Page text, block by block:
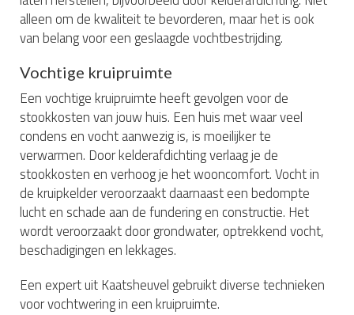
alleen om de kwaliteit te bevorderen, maar het is ook
van belang voor een geslaagde vochtbestrijding.
Vochtige kruipruimte
Een vochtige kruipruimte heeft gevolgen voor de
stookkosten van jouw huis. Een huis met waar veel
condens en vocht aanwezig is, is moeilijker te
verwarmen. Door kelderafdichting verlaag je de
stookkosten en verhoog je het wooncomfort. Vocht in
de kruipkelder veroorzaakt daarnaast een bedompte
lucht en schade aan de fundering en constructie. Het
wordt veroorzaakt door grondwater, optrekkend vocht,
beschadigingen en lekkages.
Een expert uit Kaatsheuvel gebruikt diverse technieken
voor vochtwering in een kruipruimte.